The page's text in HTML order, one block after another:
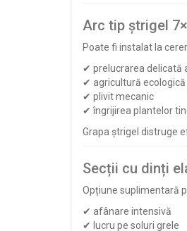
Arc tip ștrigel
Poate fi instalat la
✔ prelucrarea delicată
✔ agricultură ecologică
✔ plivit mecanic
✔ îngrijirea plantelor
Grapa ștrigel distruge
Secții cu dinți
Opțiune suplimentară
✔ afânare intensivă
✔ lucru pe soluri grele